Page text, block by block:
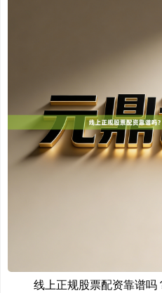
线上正规股票配资靠谱